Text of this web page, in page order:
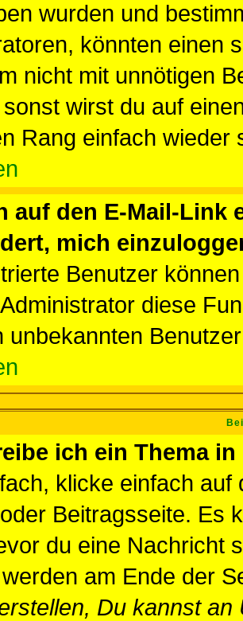
wurden und
könnten einen
nicht mit unnötigen
wirst du auf
Rang einfach wieder
auf den E-Mail-Link
mich
Benutzer
diese
unbekannten
ich ein Thema
klicke einfach
Beitragsseite. Es
du eine Nachricht
am Ende der
Du kannst